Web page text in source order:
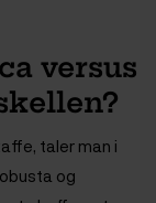
versus
taler man i
og